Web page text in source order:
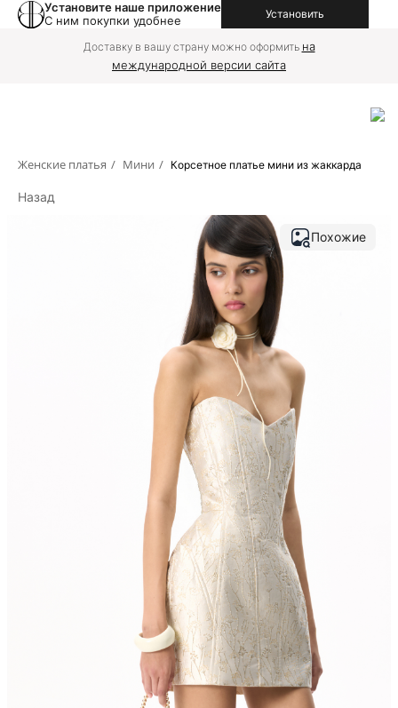
Установите наше приложение
С ним покупки удобнее
Установить
Доставку в вашу страну можно оформить на
международной версии сайта
Женские платья / Мини / Корсетное платье мини из жаккарда
Назад
Похожие